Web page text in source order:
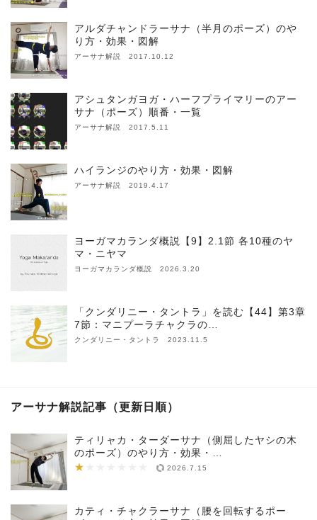
アルダチャンドラーサナ（半月のポーズ）のや
り方・効果・図解
アーサナ解説 2017.10.12
アシュタンガヨガ・ハーフプライマリーのアー
サナ（ポーズ）順番・一覧
アーサナ解説 2017.5.11
ハイランジのやり方・効果・図解
アーサナ解説 2019.4.17
ヨーガマカランダ概説【9】2.1節 各10種のヤ
マ・ニヤマ
ヨーガマカランダ概説 2026.3.20
「クンダリニー・タントラ」を読む【44】第3章
7節：マニプーラチャクラの…
クンダリニー・タントラ 2023.11.5
アーサナ解説記事（更新日順）
ティリャカ・ターダーサナ（側屈したヤシの木
のポーズ）のやり方・効果・…
★
★★★★★★★ 2026.7.15
カティ・チャクラーサナ（腰を回転するポー